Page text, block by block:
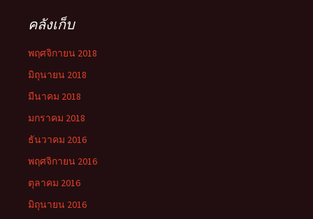
คลังเก็บ
พฤศจิกายน 2018
มิถุนายน 2018
มีนาคม 2018
มกราคม 2018
ธันวาคม 2016
พฤศจิกายน 2016
ตุลาคม 2016
มิถุนายน 2016